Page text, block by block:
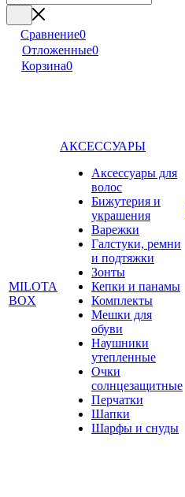
Сравнение0
Отложенные0
Корзина0
MILOTA
BOX
АКСЕССУАРЫ
Аксессуары для
волос
Бижутерия и
украшения
Варежки
Галстуки, ремни
и подтяжки
Зонты
Кепки и панамы
Комплекты
Мешки для
обуви
Наушники
утепленные
Очки
солнцезащитные
Перчатки
Шапки
Шарфы и снуды